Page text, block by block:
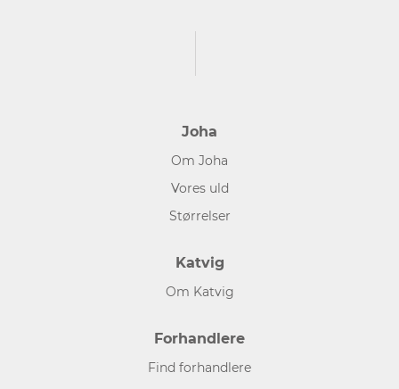
Joha
Om Joha
Vores uld
Størrelser
Katvig
Om Katvig
Forhandlere
Find forhandlere